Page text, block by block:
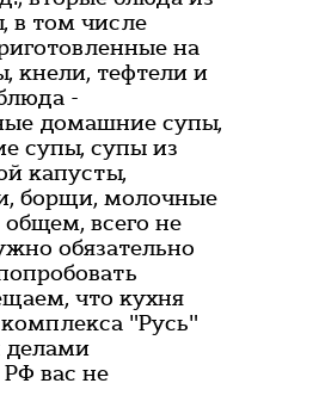
в том числе
на
кнели, тефтели и
-
домашние супы,
супы, супы из
капусты,
борщи, молочные
всего не
обязательно
что кухня
"Русь"
делами
вас не